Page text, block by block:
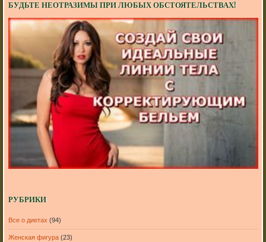
БУДЬТЕ НЕОТРАЗИМЫ ПРИ ЛЮБЫХ ОБСТОЯТЕЛЬСТВАХ!
РУБРИКИ
Все о диетах (94)
Женская фигура(23)